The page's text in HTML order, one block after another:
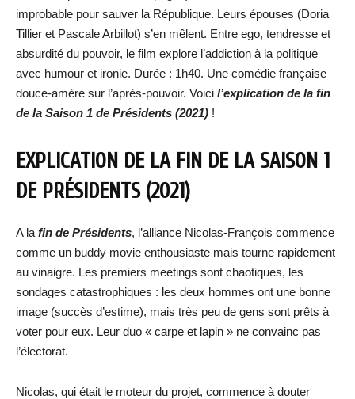
improbable pour sauver la République. Leurs épouses (Doria
Tillier et Pascale Arbillot) s’en mêlent. Entre ego, tendresse et
absurdité du pouvoir, le film explore l’addiction à la politique
avec humour et ironie. Durée : 1h40. Une comédie française
douce-amère sur l’après-pouvoir. Voici l’explication de la fin
de la Saison 1 de Présidents (2021) !
EXPLICATION DE LA FIN DE LA SAISON 1
DE PRÉSIDENTS (2021)
A la fin de Présidents, l’alliance Nicolas-François commence
comme un buddy movie enthousiaste mais tourne rapidement
au vinaigre. Les premiers meetings sont chaotiques, les
sondages catastrophiques : les deux hommes ont une bonne
image (succès d’estime), mais très peu de gens sont prêts à
voter pour eux. Leur duo « carpe et lapin » ne convainc pas
l’électorat.
Nicolas, qui était le moteur du projet, commence à douter